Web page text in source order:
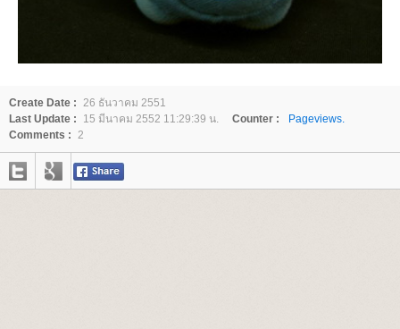
Create Date : 26 ธันวาคม 2551
Last Update :
15 มีนาคม 2552 11:29:39 น. Counter :
Pageviews.
Comments : 2